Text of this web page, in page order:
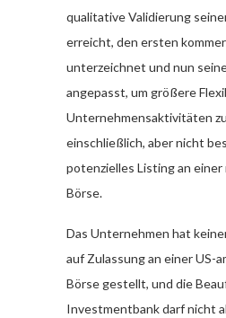
qualitative Validierung
erreicht, den ersten
unterzeichnet und nun
angepasst, um größere
Unternehmensaktivitäten
einschließlich, aber nicht
potenzielles Listing an einer
Börse.
Das Unternehmen hat
auf Zulassung an einer US-
Börse gestellt, und die
Investmentbank darf nicht